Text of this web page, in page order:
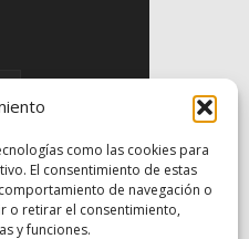
como las cookies para
El consentimiento de estas
de navegación o
o retirar el consentimiento,
y funciones.